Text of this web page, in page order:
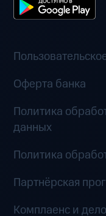
Оферта банка
Политика
данных
Политика
Партнёрская
Комплаенс и